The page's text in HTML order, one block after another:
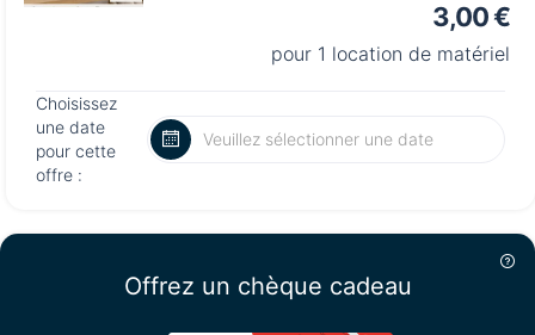
3,00 €
pour 1 location de matériel
Choisissez
une date
pour cette
offre :
Offrez un chèque cadeau